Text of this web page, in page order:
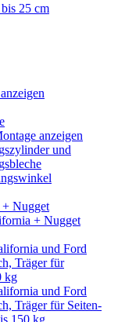
25 cm
anzeigen
und
Nugget
+ Nugget
und Ford
Träger für
kg
und Ford
Träger für Seiten-
150 kg